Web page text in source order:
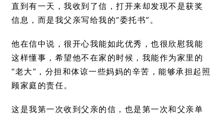
直到有一天，我收到了信，打开来却发现不是获奖
信息，而是我父亲写给我的“委托书”。
他在信中说，很开心我能如此优秀，也很欣慰我能
这样懂事，希望他不在家的时候，我能作为家里的
“老大”，分担和体谅一些妈妈的辛苦，能够承担起照
顾家庭的责任。
这是我第一次收到父亲的信，也是第一次和父亲单